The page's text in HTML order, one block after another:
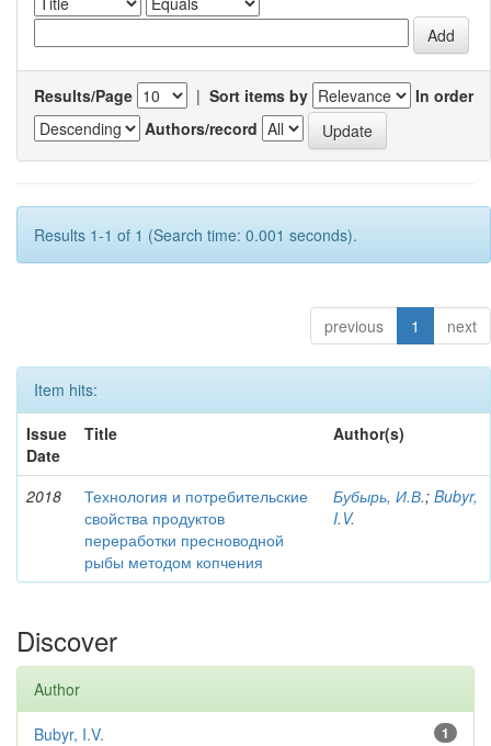
Results/Page | Sort items by
In order
Authors/record
Results 1-1 of 1 (Search time: 0.001 seconds).
previous 1 next
Item hits:
Issue
Date
Title Author(s)
2018
Технология и потребительские
свойства продуктов
переработки пресноводной
рыбы методом копчения
Бубырь, И.В.; Bubyr,
I.V.
Discover
Author
1
Bubyr, I.V.